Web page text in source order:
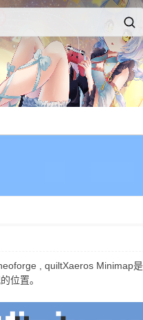
, quiltXaeros Minimap
位置。